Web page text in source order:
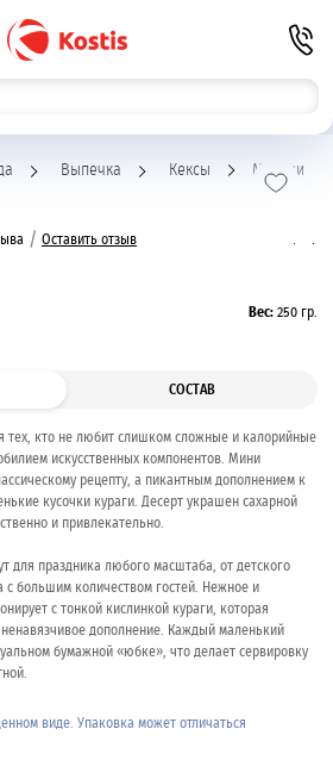
Выпечка Кексы Маффины
/ Оставить отзыв
Вес: 250 гр.
СОСТАВ
тех, кто не любит слишком сложные и калорийные
искусственных компонентов. Мини
рецепту, а пикантным дополнением к
кусочки кураги. Десерт украшен сахарной
и привлекательно.
для праздника любого масштаба, от детского
с большим количеством гостей. Нежное и
с тонкой кислинкой кураги, которая
ненавязчивое дополнение. Каждый маленький
бумажной «юбке», что делает сервировку
виде. Упаковка может отличаться